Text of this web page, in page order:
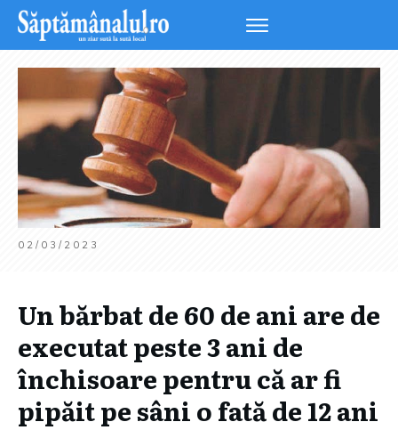
02/03/2023
Un bărbat de 60 de ani are de
executat peste 3 ani de
închisoare pentru că ar fi
pipăit pe sâni o fată de 12 ani